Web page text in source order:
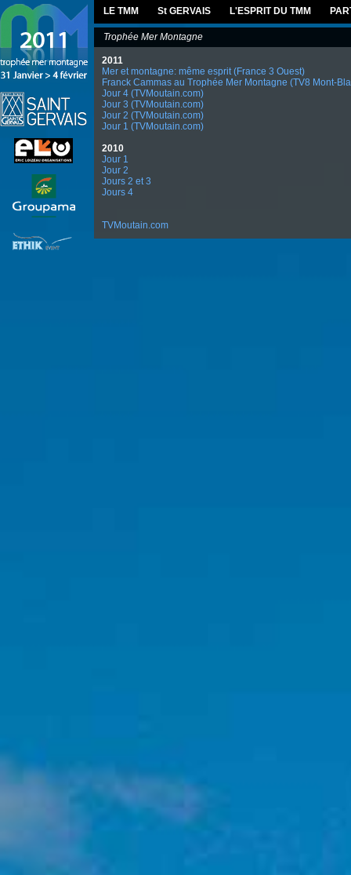
Trophée Mer Montagne
2011
Mer et montagne: même esprit (France 3 Ouest)
Franck Cammas au Trophée Mer Montagne (TV8 Mont-
Jour 4 (TVMoutain.com)
Jour 3 (TVMoutain.com)
Jour 2 (TVMoutain.com)
Jour 1 (TVMoutain.com)
2010
Jour 1
Jour 2
Jours 2 et 3
Jours 4
TVMoutain.com
LE TMM St GERVAIS L'ESPRIT DU TMM